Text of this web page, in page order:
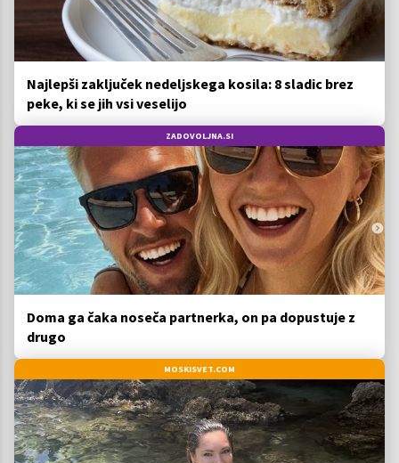
Najlepši zaključek nedeljskega kosila: 8 sladic brez
peke, ki se jih vsi veselijo
ZADOVOLJNA.SI
Doma ga čaka noseča partnerka, on pa dopustuje z
drugo
MOSKISVET.COM